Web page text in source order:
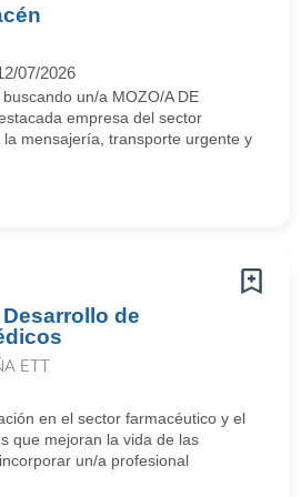
07/2026
un/a MOZO/A DE
empresa del sector
mensajería, transporte urgente y
de
ETT
en el sector farmacéutico y el
que mejoran la vida de las
un/a profesional